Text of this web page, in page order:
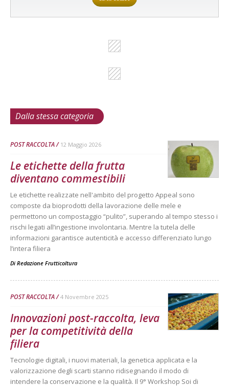
Dalla stessa categoria
POST RACCOLTA 12 Maggio 2026
Le etichette della frutta
diventano commestibili
Le etichette realizzate nell'ambito del progetto Appeal sono
composte da bioprodotti della lavorazione delle mele e
permettono un compostaggio “pulito”, superando al tempo stesso i
rischi legati all’ingestione involontaria. Mentre la tutela delle
informazioni garantisce autenticità e accesso differenziato lungo
l’intera filiera
Di Redazione Frutticoltura
POST RACCOLTA 4 Novembre 2025
Innovazioni post-raccolta, leva
per la competitività della
filiera
Tecnologie digitali, i nuovi materiali, la genetica applicata e la
valorizzazione degli scarti stanno ridisegnando il modo di
intendere la conservazione e la qualità. Il 9° Workshop Soi di